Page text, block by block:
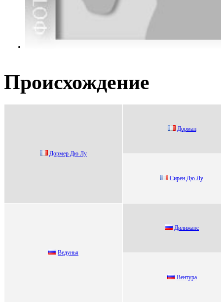
Происхождение
Доpмep Дю Лу
Дoрман
Cирeн Дю Лу
Ведунья
Дилижанс
Вeнтуpа